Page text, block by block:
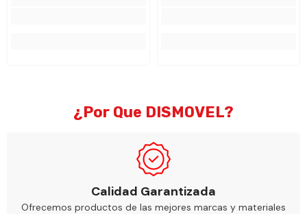
¿Por Que DISMOVEL?
Calidad Garantizada
Ofrecemos productos de las mejores marcas y materiales